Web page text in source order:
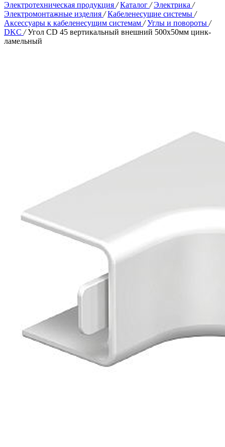
Электротехническая продукция / Каталог / Электрика /
Электромонтажные изделия / Кабеленесущие системы /
Аксессуары к кабеленесущим системам / Углы и повороты /
DKC / Угол CD 45 вертикальный внешний 500х50мм цинк-
ламельный